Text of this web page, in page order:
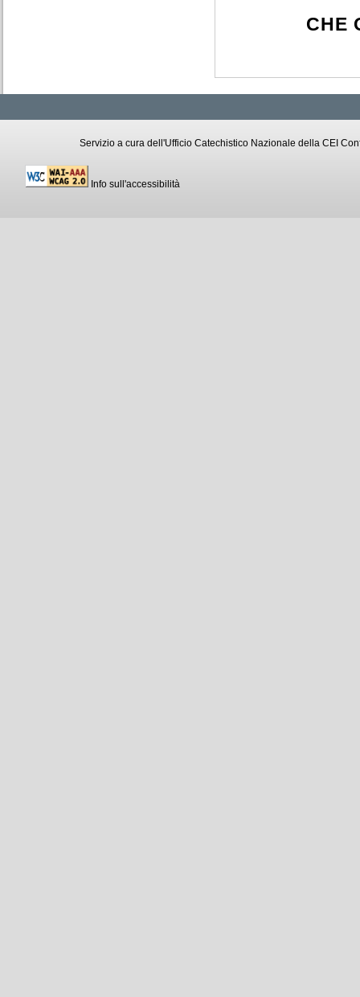
CHE
Servizio a cura dell'Ufficio Catechistico Nazionale della CEI
Info sull'accessibilità